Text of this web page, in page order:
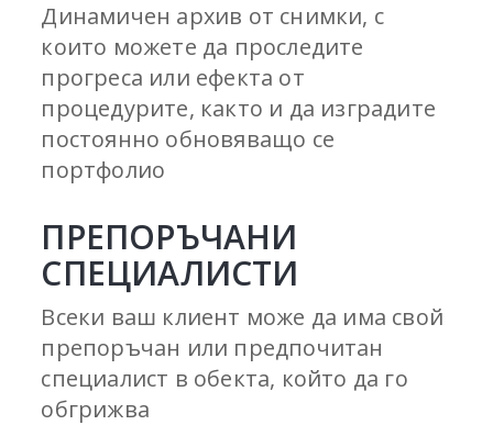
Динамичен архив от снимки, с
които можете да проследите
прогреса или ефекта от
процедурите, както и да изградите
постоянно обновяващо се
портфолио
ПРЕПОРЪЧАНИ
СПЕЦИАЛИСТИ
Всеки ваш клиент може да има свой
препоръчан или предпочитан
специалист в обекта, който да го
обгрижва